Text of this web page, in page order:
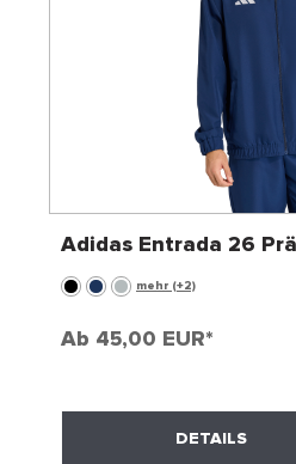
Adidas Entrada 26
mehr (+2)
Ab 45,00 EUR*
DETAILS